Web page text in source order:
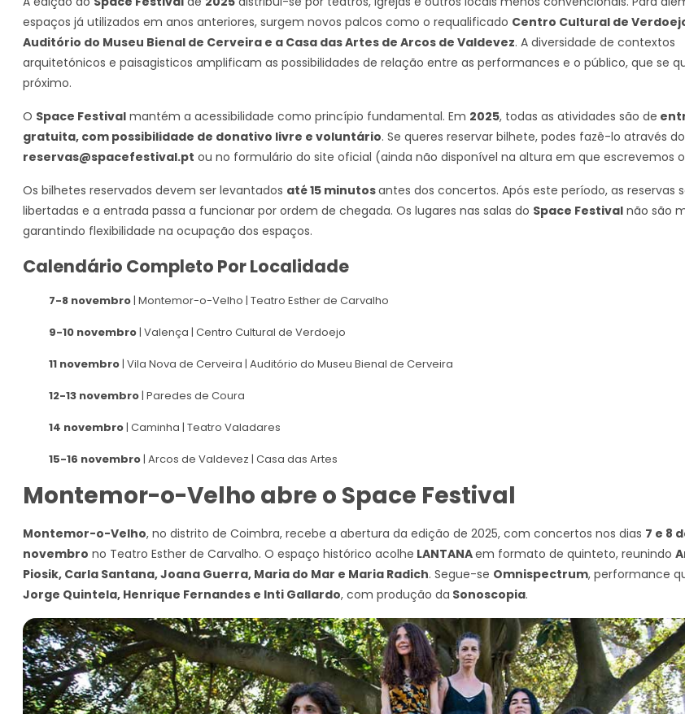
espaços já utilizados em anos anteriores, surgem novos palcos como o requalificado Centro Cultural de
Auditório do Museu Bienal de Cerveira e a Casa das Artes de Arcos de Valdevez. A diversidade de contextos
arquitetónicos e paisagisticos amplificam as possibilidades de relação entre as performances e o público, que se
próximo.
O Space Festival mantém a acessibilidade como princípio fundamental. Em 2025, todas as atividades são de
gratuita, com possibilidade de donativo livre e voluntário. Se queres reservar bilhete, podes fazê-lo através
reservas@spacefestival.pt ou no formulário do site oficial (ainda não disponível na altura em que escrevemos
Os bilhetes reservados devem ser levantados até 15 minutosantes dos concertos. Após este período, as reservas
libertadas e a entrada passa a funcionar por ordem de chegada. Os lugares nas salas do Space Festival não são
garantindo flexibilidade na ocupação dos espaços.
Calendário Completo Por Localidade
7-8 novembro| Montemor-o-Velho | Teatro Esther de Carvalho
9-10 novembro| Valença | Centro Cultural de Verdoejo
11 novembro| Vila Nova de Cerveira | Auditório do Museu Bienal de Cerveira
12-13 novembro| Paredes de Coura
14 novembro| Caminha | Teatro Valadares
15-16 novembro| Arcos de Valdevez | Casa das Artes
Montemor-o-Velho abre o Space Festival
Montemor-o-Velho, no distrito de Coimbra, recebe a abertura da edição de 2025, com concertos nos dias 7 e 8
novembro no Teatro Esther de Carvalho. O espaço histórico acolhe LANTANAem formato de quinteto, reunindo
Piosik, Carla Santana, Joana Guerra, Maria do Mar e Maria Radich. Segue-se Omnispectrum, performance
Jorge Quintela, Henrique Fernandes e Inti Gallardo, com produção da Sonoscopia.